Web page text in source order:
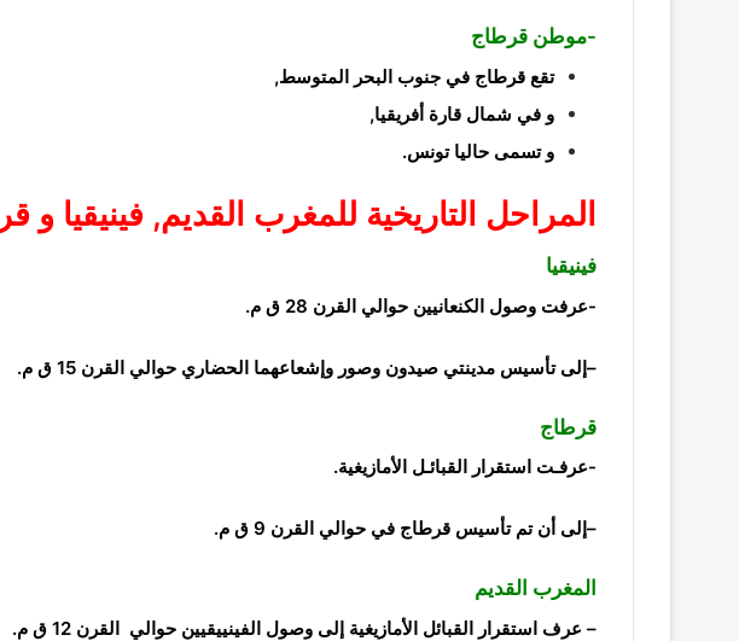
-موطن قرطاج
تقع قرطاج في جنوب البحر المتوسط,
و في شمال قارة أفريقيا,
و تسمى حاليا تونس.
المراحل التاريخية للمغرب القديم, فينيقيا و
فينيقيا
-عرفت وصول الكنعانيين حوالي القرن 28 ق م.
–إلى تأسيس مدينتي صيدون وصور وإشعاعهما الحضاري حوالي القرن 15 ق م.
قرطاج
-عرفـت استقرار القبائـل الأمازيغية.
–إلى أن تم تأسيس قرطاج في حوالي القرن 9 ق م.
المغرب القديم
– عرف استقرار القبائل الأمازيغية إلى وصول الفينييقيين حوالي القرن 12 ق م.